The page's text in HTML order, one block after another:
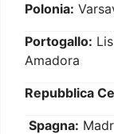
Polonia:
Portogallo:
Amadora
Repubblica
Spagna: